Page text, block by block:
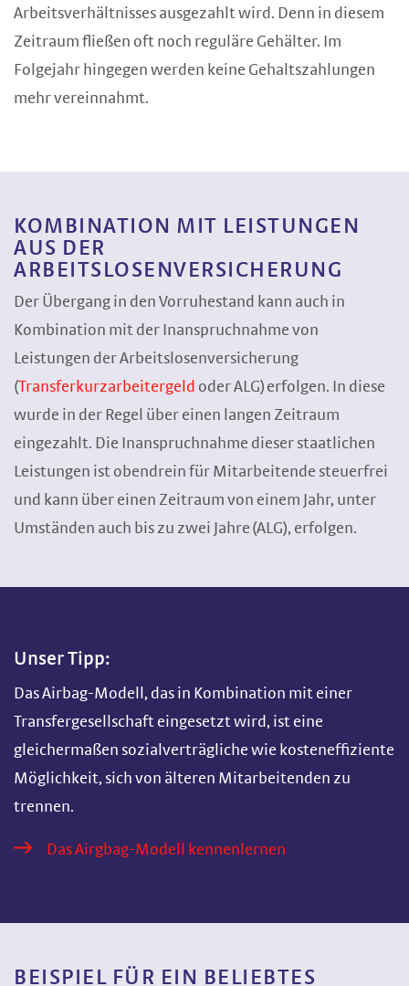
Arbeitsverhältnisses ausgezahlt wird. Denn in diesem
Zeitraum fließen oft noch reguläre Gehälter. Im
Folgejahr hingegen werden keine Gehaltszahlungen
mehr vereinnahmt.
KOMBINATION MIT LEISTUNGEN
AUS DER
ARBEITSLOSENVERSICHERUNG
Der Übergang in den Vorruhestand kann auch in
Kombination mit der Inanspruchnahme von
Leistungen der Arbeitslosenversicherung
(Transferkurzarbeitergeld oder ALG) erfolgen. In diese
wurde in der Regel über einen langen Zeitraum
eingezahlt. Die Inanspruchnahme dieser staatlichen
Leistungen ist obendrein für Mitarbeitende steuerfrei
und kann über einen Zeitraum von einem Jahr, unter
Umständen auch bis zu zwei Jahre (ALG), erfolgen.
Unser Tipp:
Das Airbag-Modell, das in Kombination mit einer
Transfergesellschaft eingesetzt wird, ist eine
gleichermaßen sozialverträgliche wie kosteneffiziente
Möglichkeit, sich von älteren Mitarbeitenden zu
trennen.
Das Airgbag-Modell kennenlernen
BEISPIEL FÜR EIN BELIEBTES